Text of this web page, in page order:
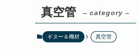
真空管 – category –
ギター＆機材 真空管